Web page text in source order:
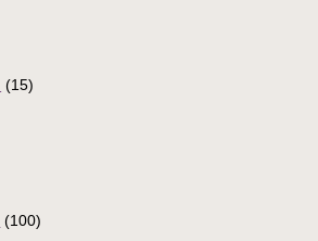
(15)
(100)